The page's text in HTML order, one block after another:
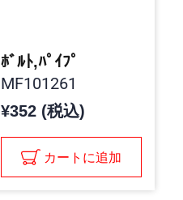
ﾎﾞﾙﾄ,ﾊﾟｲﾌﾟ
MF101261
¥352 (税込)
カートに追加